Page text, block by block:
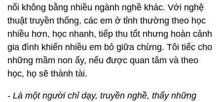
nổi không bằng nhiều ngành nghề khác. Với nghệ
thuật truyền thống, các em ở tỉnh thường theo học
nhiều hơn, học nhanh, tiếp thu tốt nhưng hoàn cảnh
gia đình khiến nhiều em bỏ giữa chừng. Tôi tiếc cho
những mầm non ấy, nếu được quan tâm và theo
học, họ sẽ thành tài.
- Là một người chỉ dạy, truyền nghề, thấy những